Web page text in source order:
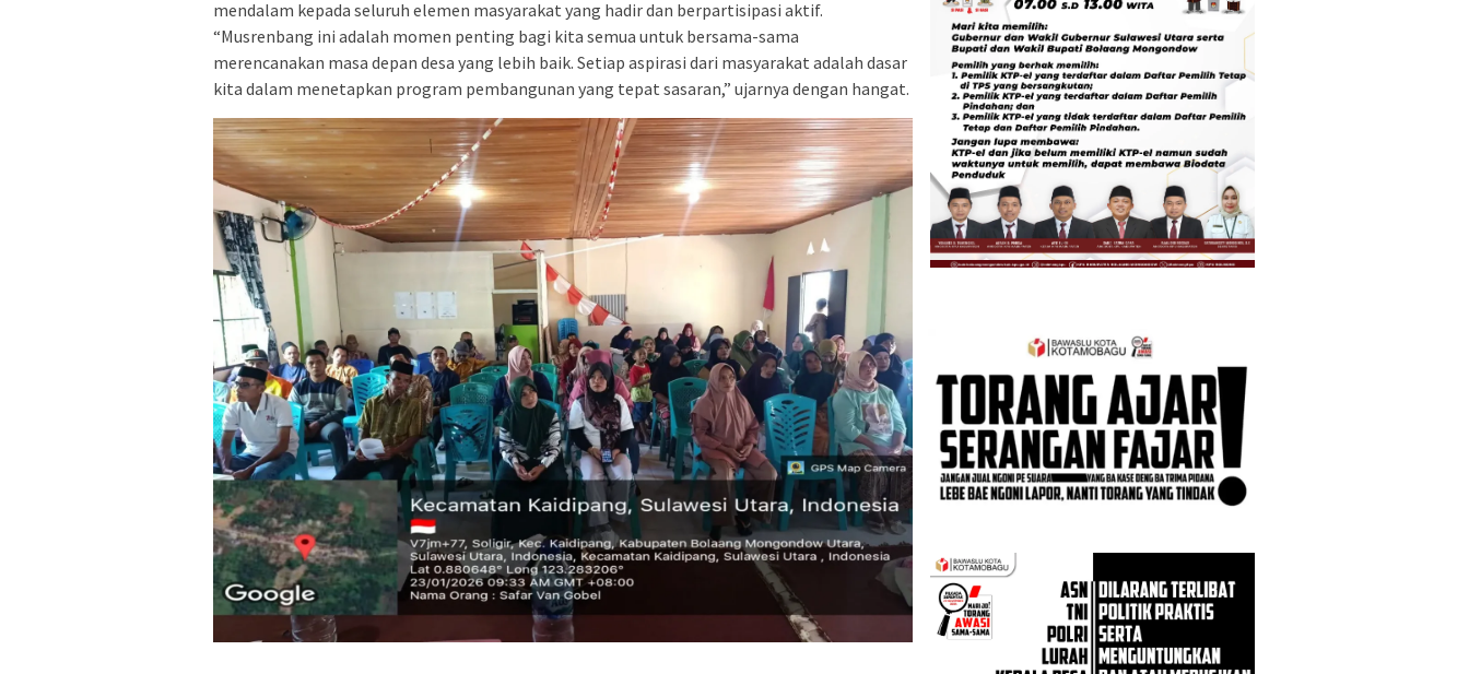
mendalam kepada seluruh elemen masyarakat yang hadir dan berpartisipasi aktif.
“Musrenbang ini adalah momen penting bagi kita semua untuk bersama-sama
merencanakan masa depan desa yang lebih baik. Setiap aspirasi dari masyarakat adalah dasar
kita dalam menetapkan program pembangunan yang tepat sasaran,” ujarnya dengan hangat.